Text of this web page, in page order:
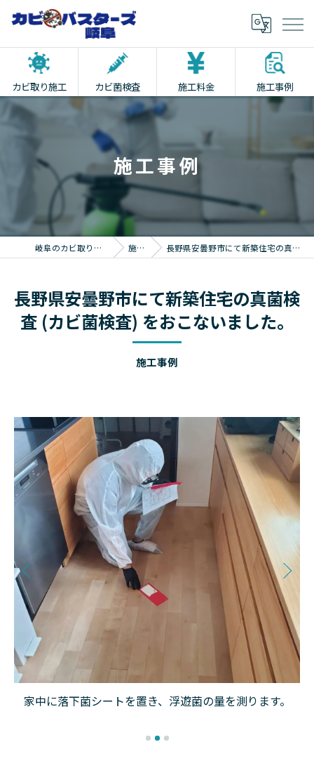
カビ取り施工 カビ菌検査 施工料金 施工事例
施工事例
岐阜のカビ取りならカビバスターズ岐阜 施工事例 長野県安曇野市にて新築住宅の真菌検査 (カビ菌検査) をおこないました。
施工事例
長野県安曇野市にて新築住宅の真菌検
査 (カビ菌検査) をおこないました。
家中に落下菌シートを置き、浮遊菌の量を測ります。